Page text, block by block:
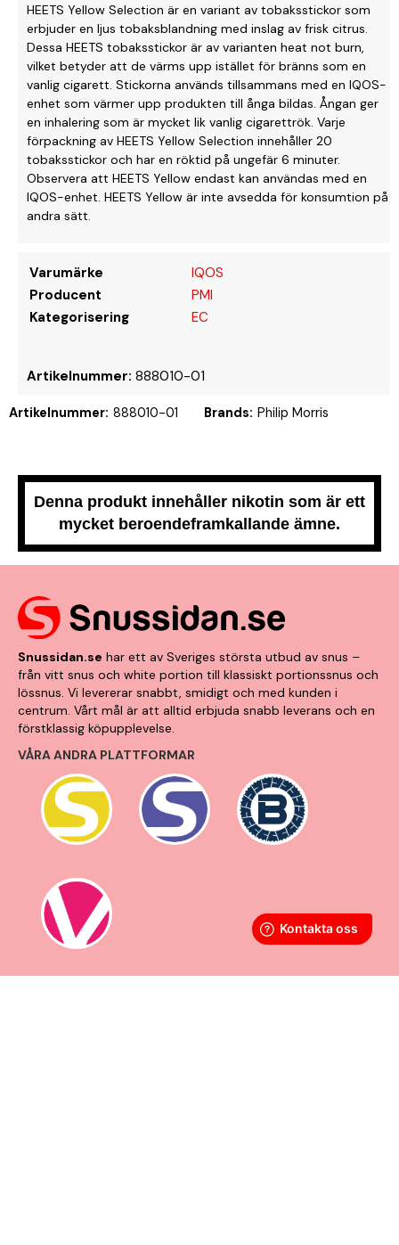
HEETS Yellow Selection är en variant av tobaksstickor som
erbjuder en ljus tobaksblandning med inslag av frisk citrus.
Dessa HEETS tobaksstickor är av varianten heat not burn,
vilket betyder att de värms upp istället för bränns som en
vanlig cigarett. Stickorna används tillsammans med en IQOS-
enhet som värmer upp produkten till ånga bildas. Ångan ger
en inhalering som är mycket lik vanlig cigarettrök. Varje
förpackning av HEETS Yellow Selection innehåller 20
tobaksstickor och har en röktid på ungefär 6 minuter.
Observera att HEETS Yellow endast kan användas med en
IQOS-enhet. HEETS Yellow är inte avsedda för konsumtion på
andra sätt.
Varumärke
IQOS
Producent
PMI
Kategorisering
EC
Artikelnummer: 888010-01
Artikelnummer: 888010-01 Brands: Philip Morris
Denna produkt innehåller nikotin som är ett
mycket beroendeframkallande ämne.
Snussidan.se har ett av Sveriges största utbud av snus –
från vitt snus och white portion till klassiskt portionssnus och
lössnus. Vi levererar snabbt, smidigt och med kunden i
centrum. Vårt mål är att alltid erbjuda snabb leverans och en
förstklassig köpupplevelse.
VÅRA ANDRA PLATTFORMAR